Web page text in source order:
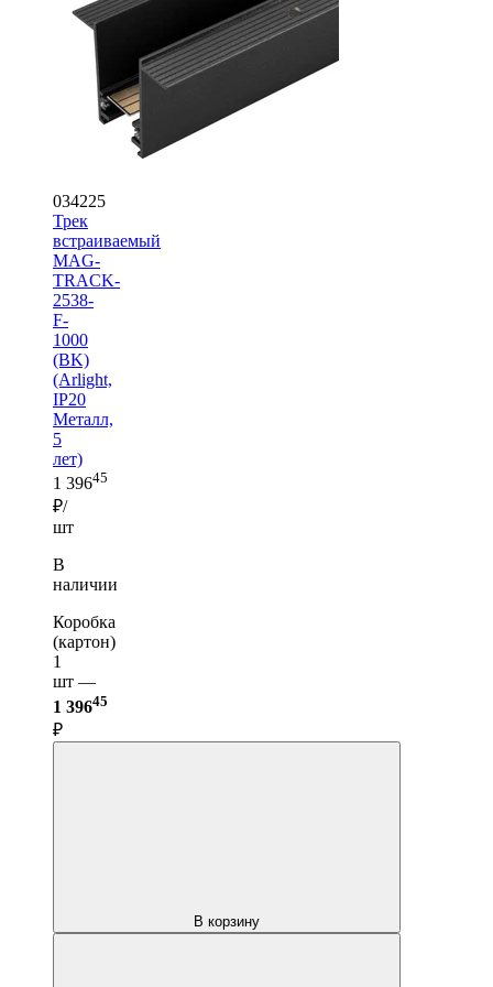
034225
Трек
встраиваемый
MAG-
TRACK-
2538-
F-
1000
(BK)
(Arlight,
IP20
Металл,
5
лет)
1 39645
₽/
шт
В
наличии
Коробка
(картон)
1
шт —
1 39645
₽
В корзину